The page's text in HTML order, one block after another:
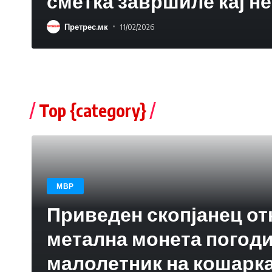
Претрес.мк 11/02/2026
Top {category}
МВР
Приведен скопјанец
метална монета
малолетник на